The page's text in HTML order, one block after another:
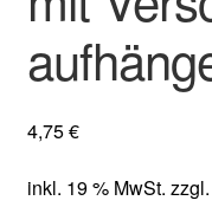
4,75€
inkl. 19 % MwSt. zzgl.